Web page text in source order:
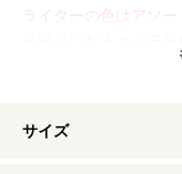
ライターの色はアソ
と同じになるよう撮
ざいます。商品のカ
サイズ